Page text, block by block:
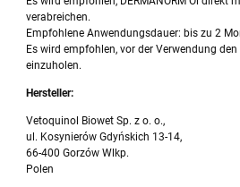
verabreichen.
Empfohlene Anwendungsdauer: bis zu 2
Es wird empfohlen, vor der Verwendung
einzuholen.
Hersteller:
Vetoquinol Biowet Sp. z o. o.,
ul. Kosynierów Gdyńskich 13-14,
66-400 Gorzów Wlkp.
Polen